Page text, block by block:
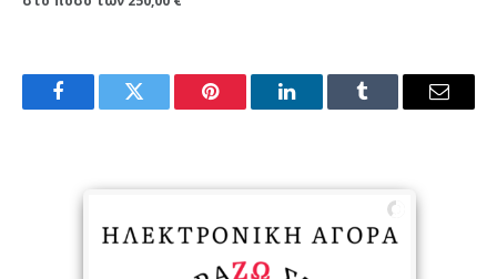
FacebookTwitter Pinterest LinkedInTumblr Email